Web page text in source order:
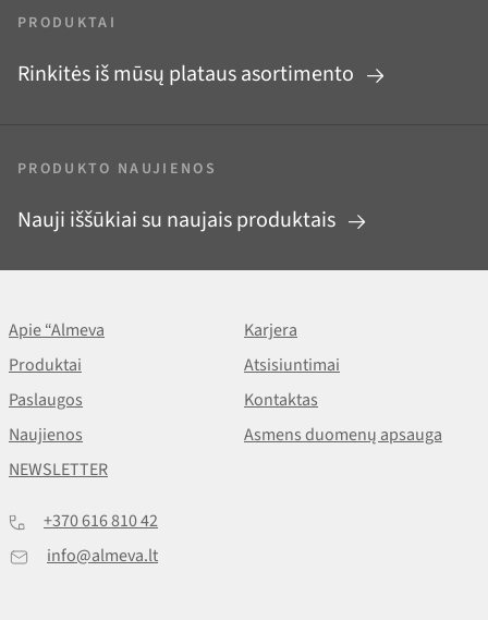
PRODUKTAI
Rinkitės iš mūsų plataus asortimento
PRODUKTO NAUJIENOS
Nauji iššūkiai su naujais produktais
Apie “Almeva
Karjera
Produktai
Atsisiuntimai
Paslaugos
Kontaktas
Naujienos
Asmens duomenų apsauga
NEWSLETTER
+370 616 810 42
info@almeva.lt